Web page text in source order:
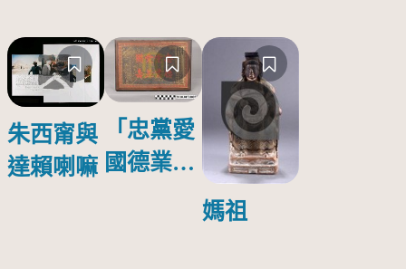
朱西甯與
達賴喇嘛
「忠黨愛
國德業並
媽祖